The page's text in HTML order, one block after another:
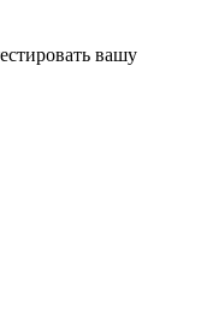
вашу